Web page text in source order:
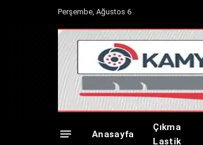
Perşembe, Ağustos 6
Anasayfa
Çıkma
Lastik